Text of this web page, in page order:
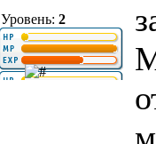
Уровень: 2